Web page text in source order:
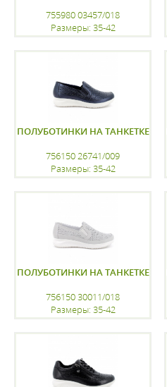
755980 03457/018
Размеры: 35-42
ПОЛУБОТИНКИ НА ТАНКЕТКЕ
756150 26741/009
Размеры: 35-42
ПОЛУБОТИНКИ НА ТАНКЕТКЕ
756150 30011/018
Размеры: 35-42